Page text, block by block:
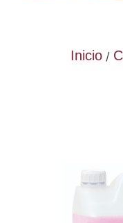
Inicio /